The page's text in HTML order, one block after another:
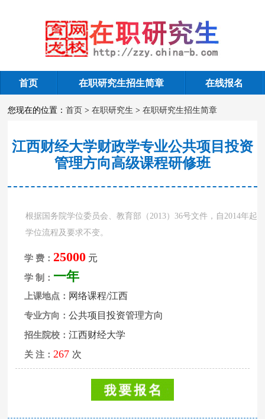
在职研究生招生简章
首页 在职研究生招生简章 在线报名
您现在的位置：首页 >在职研究生 >在职研究生招生简章
江西财经大学财政学专业公共项目投资
管理方向高级课程研修班
根据国务院学位委员会、教育部（2013）36号文件，自2014年
学位流程及要求不变。
学 费： 25000 元
学 制： 一年
上课地点： 网络课程/江西
专业方向：公共项目投资管理方向
招生院校：江西财经大学
关 注： 267 次